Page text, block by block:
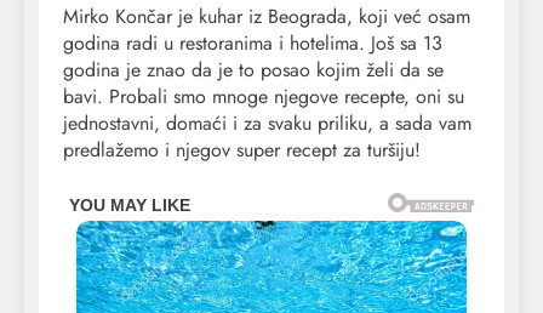
Mirko Končar je kuhar iz Beograda, koji već osam
godina radi u restoranima i hotelima. Još sa 13
godina je znao da je to posao kojim želi da se
bavi. Probali smo mnoge njegove recepte, oni su
jednostavni, domaći i za svaku priliku, a sada vam
predlažemo i njegov super recept za turšiju!